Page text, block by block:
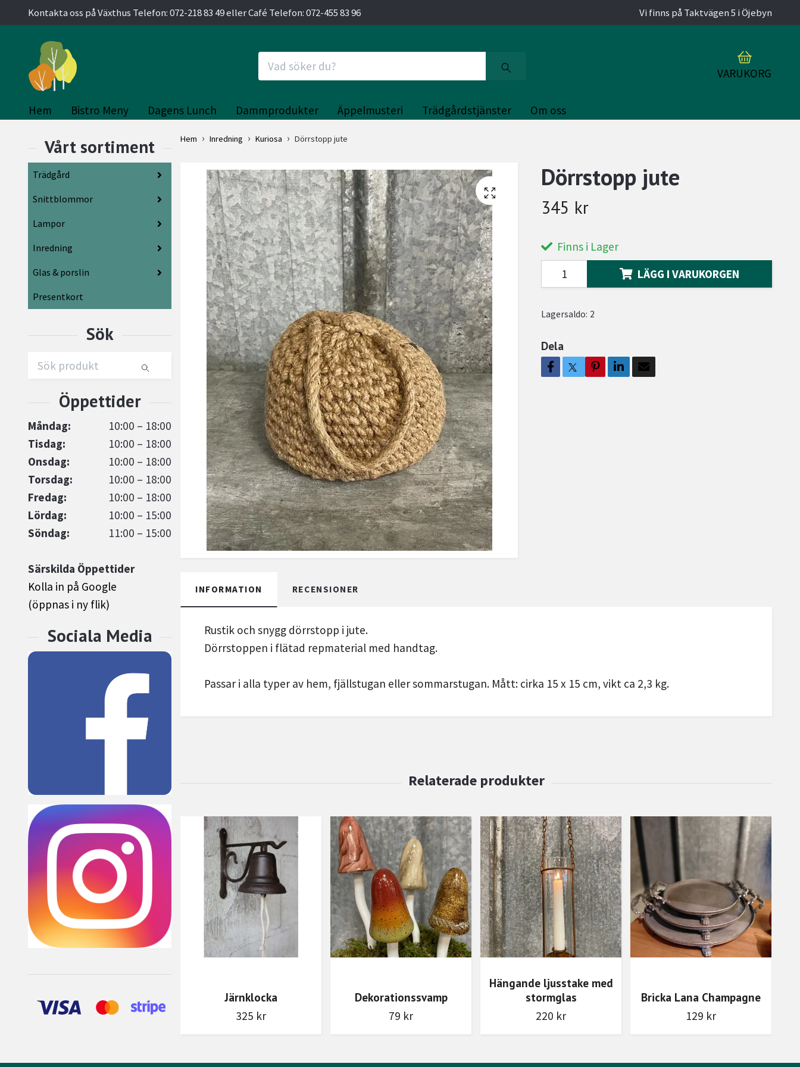
Kontakta oss på Växthus Telefon: 072-218 83 49 eller Café Telefon: 072-455 83 96 Vi finns på Taktvägen 5 i Öjebyn
VARUKORG
Hem Bistro Meny Dagens Lunch Dammprodukter Äppelmusteri Trädgårdstjänster Om oss
Trädgård
Snittblommor
Lampor
Inredning
Glas & porslin
Presentkort
Måndag:
10:00 – 18:00
Tisdag:
10:00 – 18:00
Onsdag:
10:00 – 18:00
Torsdag:
10:00 – 18:00
Fredag:
10:00 – 18:00
Lördag:
10:00 – 15:00
Söndag:
11:00 – 15:00
Särskilda Öppettider
Kolla in på Google
(öppnas i ny flik)
Hem Inredning Kuriosa Dörrstopp jute
Dörrstopp jute
345 kr
Finns i Lager
LÄGG I VARUKORGEN
Lagersaldo: 2
Dela
INFORMATION RECENSIONER
Rustik och snygg dörrstopp i jute.
Dörrstoppen i flätad repmaterial med handtag.
Passar i alla typer av hem, fjällstugan eller sommarstugan. Mått: cirka 15 x 15 cm, vikt ca 2,3 kg.
Järnklocka
325 kr
Dekorationssvamp
79 kr
Hängande ljusstake med
stormglas
220 kr
Bricka Lana Champagne
129 kr